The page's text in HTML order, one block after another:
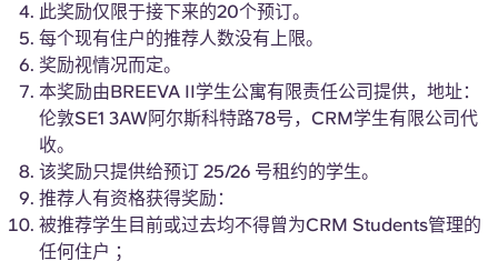
账户
English (US)
Chinese
选择一个国家
选择一个城市
选择一间公寓
登录
立即预订
Portuguese
此奖励仅限于接下来的20个预订。
每个现有住户的推荐人数没有上限。
奖励视情况而定。
本奖励由BREEVA II学生公寓有限责任公司提供，地址：
伦敦SE1 3AW阿尔斯科特路78号，CRM学生有限公司代
收。
该奖励只提供给预订 25/26 号租约的学生。
推荐人有资格获得奖励：
被推荐学生目前或过去均不得曾为CRM Students管理的
任何住户 ；